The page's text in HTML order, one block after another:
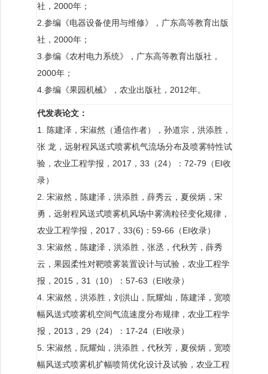
社，2000年；
2.参编《电器设备使用与维修》，广东高等教育出版
社，2000年；
3.参编《农村电力系统》，广东高等教育出版社，
2000年；
4.参编《果园机械》，农业出版社，2012年。
代发表论文：
1. 陈建泽，宋淑然（通信作者），孙道宗，洪添胜，
张 龙，远射程风送式喷雾机气流场分布及喷雾特性试
验，农业工程学报，2017，33（24）：72-79（EI收
录）
2. 宋淑然，陈建泽，洪添胜，薛秀云，夏侯炳，宋
勇，远射程风送式喷雾机风场中雾滴粒径变化规律，
农业工程学报，2017，33(6)：59-66（EI收录）
3. 宋淑然，陈建泽，洪添胜，张丞，代秋芳，薛秀
云，果园柔性对靶喷雾装置设计与试验，农业工程学
报，2015，31（10）：57-63（EI收录）
4. 宋淑然，洪添胜，刘洪山，阮耀灿，陈建泽，宽喷
幅风送式喷雾机空间气流速度分布规律，农业工程学
报，2013，29（24）：17-24（EI收录）
5. 宋淑然，阮耀灿，洪添胜，代秋芳，夏侯炳，宽喷
幅风送式喷雾机扩幅喷筒优化设计及试验，农业工程